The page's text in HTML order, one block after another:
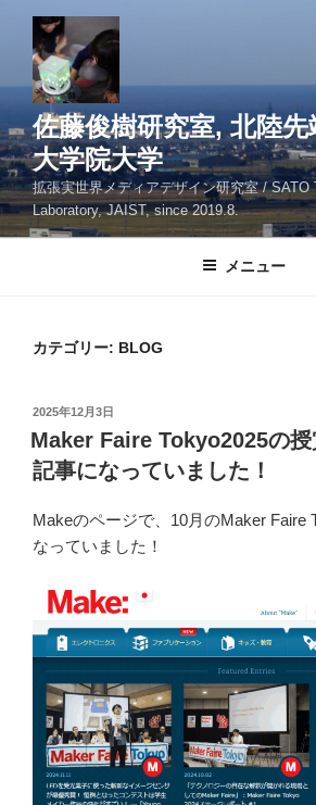
ン
へ
ス
キ
ッ
佐藤俊樹研究室, 北陸
大学院大学
拡張実世界メディアデザイン研究室 / SATO
Laboratory, JAIST, since 2019.8.
メニュー
カテゴリー: BLOG
投
稿
日:
2025年12月3日
Maker Faire Tokyo2025の
記事になっていました！
Makeのページで、10月のMaker Faire
なっていました！